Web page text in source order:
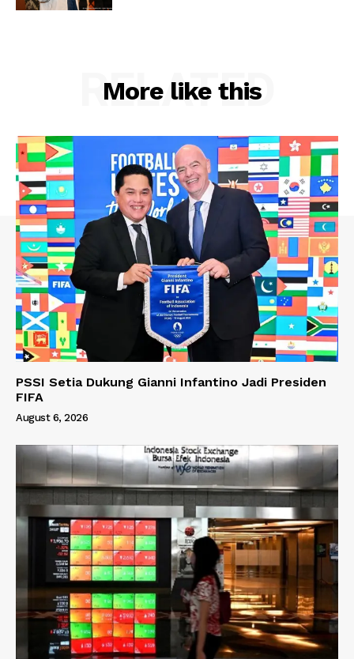
More like this
RELATED
PSSI Setia Dukung Gianni Infantino Jadi Presiden
FIFA
August 6, 2026